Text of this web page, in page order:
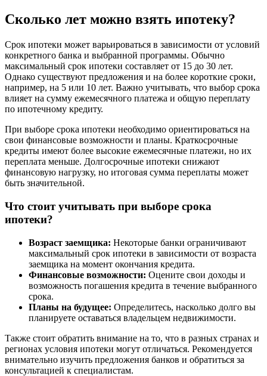
Сколько лет можно взять ипотеку?
Срок ипотеки может варьироваться в зависимости от условий
конкретного банка и выбранной программы. Обычно
максимальный срок ипотеки составляет от 15 до 30 лет.
Однако существуют предложения и на более короткие сроки,
например, на 5 или 10 лет. Важно учитывать, что выбор срока
влияет на сумму ежемесячного платежа и общую переплату
по ипотечному кредиту.
При выборе срока ипотеки необходимо ориентироваться на
свои финансовые возможности и планы. Краткосрочные
кредиты имеют более высокие ежемесячные платежи, но их
переплата меньше. Долгосрочные ипотеки снижают
финансовую нагрузку, но итоговая сумма переплаты может
быть значительной.
Что стоит учитывать при выборе срока
ипотеки?
Возраст заемщика: Некоторые банки ограничивают
максимальный срок ипотеки в зависимости от возраста
заемщика на момент окончания кредита.
Финансовые возможности: Оцените свои доходы и
возможность погашения кредита в течение выбранного
срока.
Планы на будущее: Определитесь, насколько долго вы
планируете оставаться владельцем недвижимости.
Также стоит обратить внимание на то, что в разных странах и
регионах условия ипотеки могут отличаться. Рекомендуется
внимательно изучить предложения банков и обратиться за
консультацией к специалистам.